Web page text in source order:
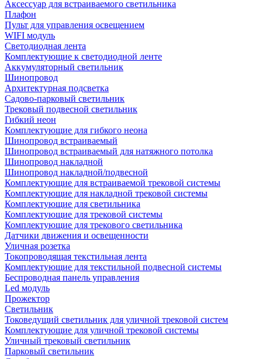
Аксессуар для встраиваемого светильника
Плафон
Пульт для управления освещением
WIFI модуль
Светодиодная лента
Комплектующие к светодиодной ленте
Аккумуляторный светильник
Шинопровод
Архитектурная подсветка
Садово-парковый светильник
Трековый подвесной светильник
Гибкий неон
Комплектующие для гибкого неона
Шинопровод встраиваемый
Шинопровод встраиваемый для натяжного потолка
Шинопровод накладной
Шинопровод накладной/подвесной
Комплектующие для встраиваемой трековой системы
Комплектующие для накладной трековой системы
Комплектующие для светильника
Комплектующие для трековой системы
Комплектующие для трекового светильника
Датчики движения и освещенности
Уличная розетка
Токопроводящая текстильная лента
Комплектующие для текстильной подвесной системы
Беспроводная панель управления
Led модуль
Прожектор
Светильник
Токоведущий светильник для уличной трековой систем
Комплектующие для уличной трековой системы
Уличный трековый светильник
Парковый светильник